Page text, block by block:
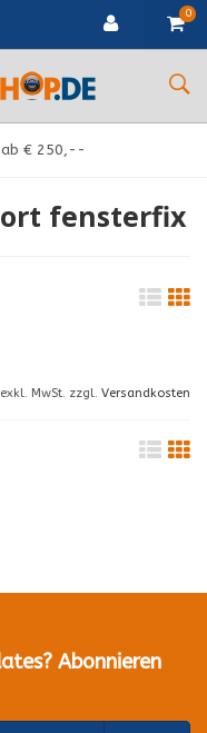
0
ab € 250,--
fensterfix
MwSt. zzgl. Versandkosten
Abonnieren